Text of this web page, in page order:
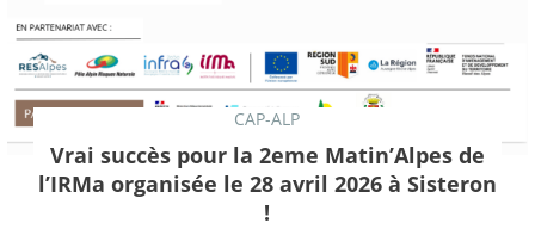
CAP-ALP
Vrai succès pour la 2eme Matin’Alpes de
l’IRMa organisée le 28 avril 2026 à Sisteron
!